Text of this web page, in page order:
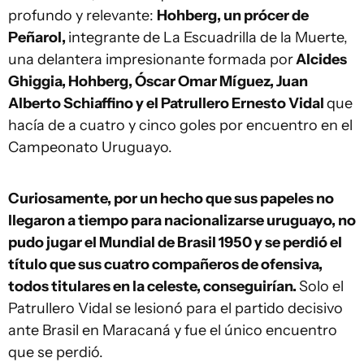
profundo y relevante: Hohberg, un prócer de
Peñarol, integrante de La Escuadrilla de la Muerte,
una delantera impresionante formada porAlcides
Ghiggia, Hohberg, Óscar Omar Míguez, Juan
Alberto Schiaffino y el Patrullero Ernesto Vidalque
hacía de a cuatro y cinco goles por encuentro en el
Campeonato Uruguayo.
Curiosamente, por un hecho que sus papeles no
llegaron a tiempo para nacionalizarse uruguayo, no
pudo jugar el Mundial de Brasil 1950 y se perdió el
título que sus cuatro compañeros de ofensiva,
todos titulares en la celeste, conseguirían.Solo el
Patrullero Vidal se lesionó para el partido decisivo
ante Brasil en Maracaná y fue el único encuentro
que se perdió.